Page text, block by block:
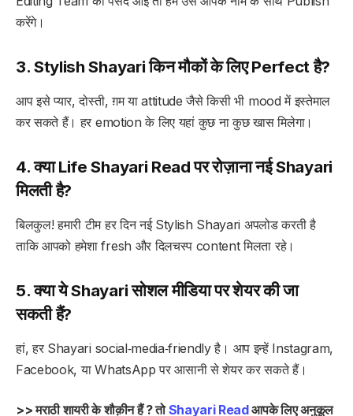
करेंगे।
3. Stylish Shayari किन मौकों के लिए Perfect है?
आप इसे प्यार, दोस्ती, ग़म या attitude जैसे किसी भी mood में इस्तेमाल
कर सकते हैं। हर emotion के लिए यहां कुछ ना कुछ खास मिलेगा।
4. क्या Life Shayari Read पर रोज़ाना नई Shayari
मिलती है?
बिलकुल! हमारी टीम हर दिन नई Stylish Shayari अपलोड करती है
ताकि आपको हमेशा fresh और दिलचस्प content मिलता रहे।
5. क्या ये Shayari सोशल मीडिया पर शेयर की जा
सकती हैं?
हां, हर Shayari social‑media‑friendly है। आप इन्हें Instagram,
Facebook, या WhatsApp पर आसानी से शेयर कर सकते हैं।
>> मराठी शायरी के शौक़ीन हैं ? तोShayari Readआपके लिए अनुकूल